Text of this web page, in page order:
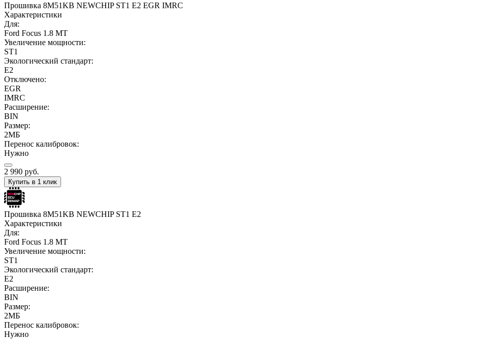
Прошивка 8M51KB NEWCHIP ST1 E2 EGR IMRC
Характеристики
Для:
Ford Focus 1.8 MT
Увеличение мощности:
ST1
Экологический стандарт:
E2
Отключено:
EGR
IMRC
Расширение:
BIN
Размер:
2МБ
Перенос калибровок:
Нужно
2 990 руб.
Купить в 1 клик
Прошивка 8M51KB NEWCHIP ST1 E2
Характеристики
Для:
Ford Focus 1.8 MT
Увеличение мощности:
ST1
Экологический стандарт:
E2
Расширение:
BIN
Размер:
2МБ
Перенос калибровок:
Нужно